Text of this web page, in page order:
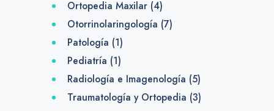
Ortopedia Maxilar(4)
Otorrinolaringología (7)
Patología (1)
Pediatría (1)
Radiología e Imagenología (5)
Traumatología y Ortopedia (3)